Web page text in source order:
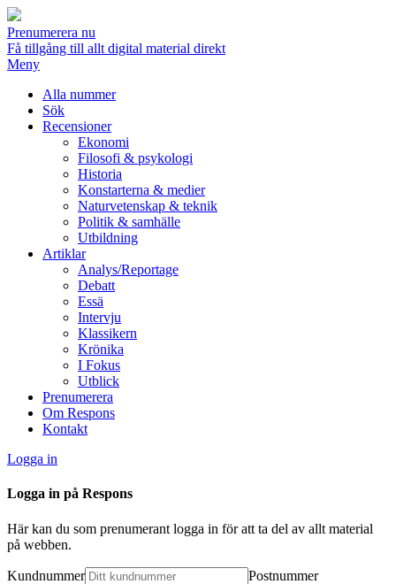
Prenumerera nu
Få tillgång till allt digital material direkt
Meny
Alla nummer
Sök
Recensioner
Ekonomi
Filosofi & psykologi
Historia
Konstarterna & medier
Naturvetenskap & teknik
Politik & samhälle
Utbildning
Artiklar
Analys/Reportage
Debatt
Essä
Intervju
Klassikern
Krönika
I Fokus
Utblick
Prenumerera
Om Respons
Kontakt
Logga in
Logga in på Respons
Här kan du som prenumerant logga in för att ta del av allt material
på webben.
Kundnummer Postnummer